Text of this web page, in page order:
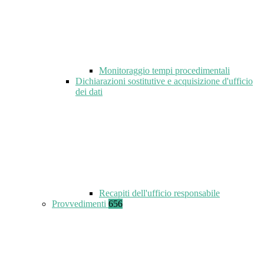
Monitoraggio tempi procedimentali
Dichiarazioni sostitutive e acquisizione d'ufficio
dei dati
Recapiti dell'ufficio responsabile
Provvedimenti 656